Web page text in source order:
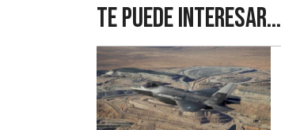
Te puede interesar...